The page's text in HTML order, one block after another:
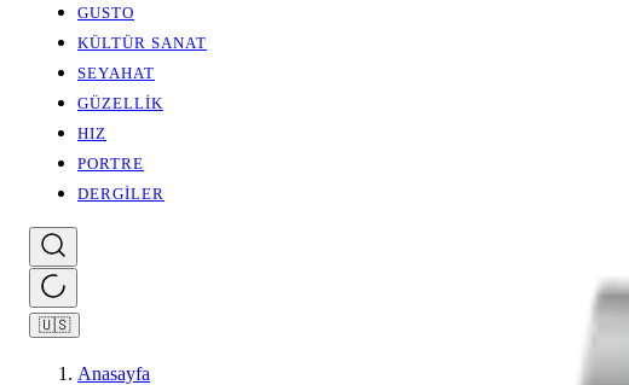
GUSTO
KÜLTÜR SANAT
SEYAHAT
GÜZELLİK
HIZ
PORTRE
DERGİLER
🇺🇸
Anasayfa